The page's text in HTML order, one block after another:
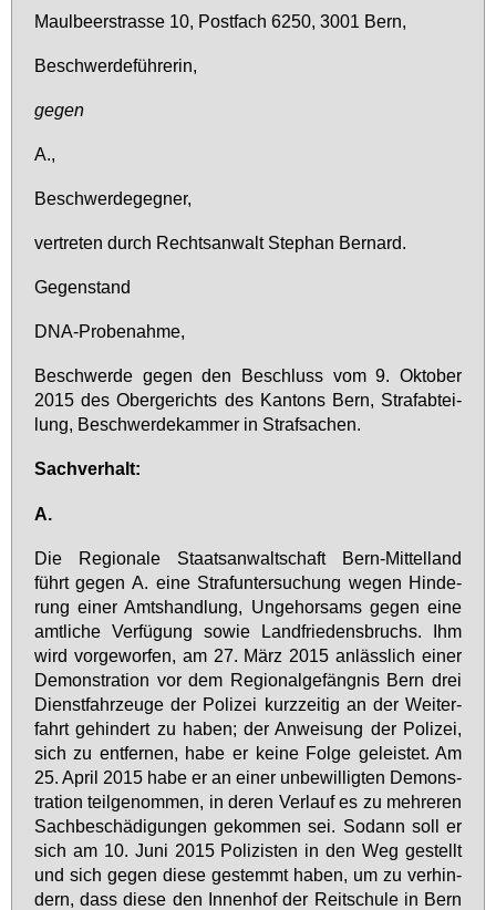
Maul­beer­stras­se 10, Post­fach 6250, 3001 Bern,
Be­schwer­de­füh­re­rin,
ge­gen
A.,
Be­schwer­de­geg­ner,
ver­tre­ten durch Rechts­an­walt Ste­phan Ber­nard.
Ge­gen­stand
DNA-Pro­be­nah­me,
Be­schwer­de ge­gen den Be­schluss vom 9. Ok­to­ber
2015 des Ober­ge­richts des Kan­tons Bern, Stra­f­ab­tei­
lung, Be­schwer­de­kam­mer in Straf­sa­chen.
Sach­ver­halt:
A.
Die Re­gio­na­le Staats­an­walt­schaft Bern-Mit­tel­land
führt ge­gen A. ei­ne Straf­un­ter­su­chung we­gen Hin­de­
rung ei­ner Amts­hand­lung, Un­ge­hor­sams ge­gen ei­ne
amt­li­che Ver­fü­gung so­wie Land­frie­dens­bruchs. Ihm
wird vor­ge­wor­fen, am 27. März 2015 an­läss­lich ei­ner
De­mons­tra­ti­on vor dem Re­gio­nal­ge­fäng­nis Bern drei
Dienst­fahr­zeu­ge der Po­li­zei kurz­zei­tig an der Wei­ter­
fahrt ge­hin­dert zu ha­ben; der An­wei­sung der Po­li­zei,
sich zu ent­fer­nen, ha­be er kei­ne Fol­ge ge­leis­tet. Am
25. April 2015 ha­be er an ei­ner un­be­wil­lig­ten De­mons­
tra­ti­on teil­ge­nom­men, in de­ren Ver­lauf es zu meh­re­ren
Sach­be­schä­di­gun­gen ge­kom­men sei. So­dann soll er
sich am 10. Ju­ni 2015 Po­li­zis­ten in den Weg ge­stellt
und sich ge­gen die­se ge­stemmt ha­ben, um zu ver­hin­
dern, dass die­se den In­nen­hof der Reit­schu­le in Bern